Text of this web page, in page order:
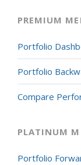
PREMIUM
Portfolio
Portfolio
Compare
PLATINUM
Portfolio